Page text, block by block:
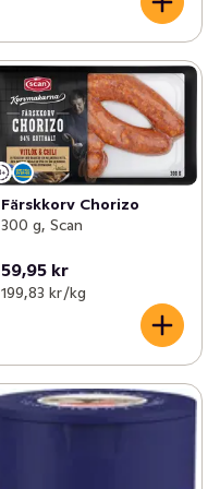
Färskkorv Chorizo
300 g, Scan
59,95 kr
199,83 kr /kg